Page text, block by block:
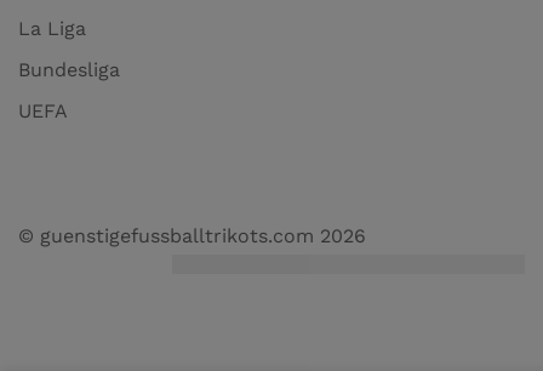
La Liga
Bundesliga
UEFA
© guenstigefussballtrikots.com 2026